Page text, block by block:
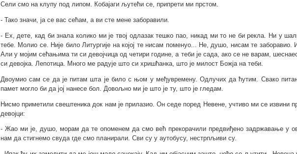
Сели смо на клупу под липом. Кобајаги љутећи се, припрети ми прстом.
- Тако значи, ја се вас сећам, а ви сте мене заборавили.
- Ех, дете, кад би знала колико ми је твој одлазак тешко пао, никад ми то не би рекла. Ни у
тебе. Молио се. Није било Литургије на којој те нисам поменуо... Не, душо, нисам те заборавио.
Али у мојим сећањима ти си девојчица од четири године, а теби је сада, ако се не варам,
си девојка. Лепотица. Много ме радује што си хришћанка, што је милост Божја на теби.
Двоумио сам се да је питам шта је било с њом у међувремену. Одлучих да ћутим. Свако
памет могло би да јој нанесе бол. Довољно ми је што је ту, што је гледам.
Нисмо приметили свештеника док нам је прилазио. Он седе поред Невене, учтиво ми се извини
девојци:
- Жао ми је, душо, морам да те опоменем да смо већ прекорачили предвиђено задржавање у
нам да стигнемо свуда где смо планирали. Сви су у аутобусу, нестрпљиви су.